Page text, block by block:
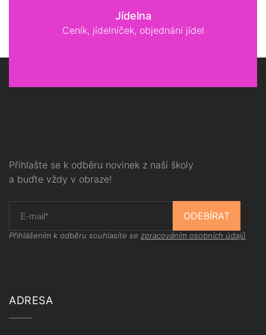
Jídelna
Ceník, jídelníček, objednání jídel
Přihlašte se k odběru novinek z naší školy
a buďte vždy v obraze!
ODEBÍRAT
Přihlášením k odběru souhlasíte se zpracováním osobních údajů
ADRESA